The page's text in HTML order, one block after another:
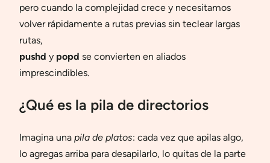
pero cuando la complejidad crece y necesitamos
volver rápidamente a rutas previas sin teclear largas
rutas,
pushd y popd se convierten en aliados
imprescindibles.
¿Qué es la pila de directorios
Imagina una pila de platos: cada vez que apilas algo,
lo agregas arriba para desapilarlo, lo quitas de la parte